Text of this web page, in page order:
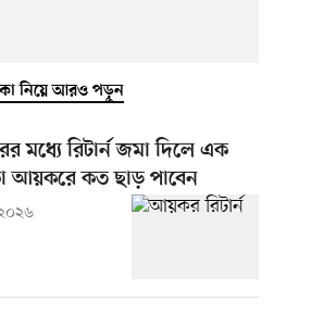
নিয়ে আরও পড়ুন
মধ্যে রিটার্ন জমা দিলে এক
আয়করে কত ছাড় পাবেন